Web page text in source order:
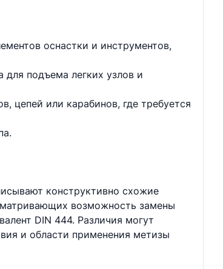
оснастки и инструментов,
для подъема легких узлов и
цепей или карабинов, где требуется
конструктивно схожие
возможность замены
DIN 444. Различия могут
и области применения метизы